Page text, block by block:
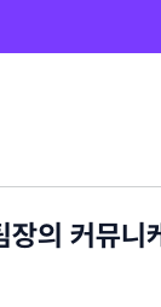
장의 커뮤니